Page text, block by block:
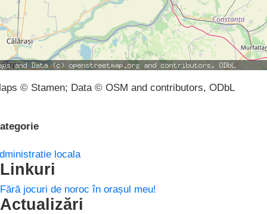
© Stamen; Data © OSM and contributors, ODbL
locala
Linkuri
Fără jocuri de noroc în orașul meu!
Actualizări